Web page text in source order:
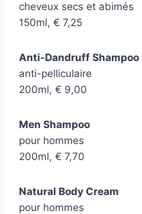
cheveux secs et abimés
150ml, € 7,25
Anti-Dandruff Shampoo
anti-pelliculaire
200ml, € 9,00
Men Shampoo
pour hommes
200ml, € 7,70
Natural Body Cream
pour hommes